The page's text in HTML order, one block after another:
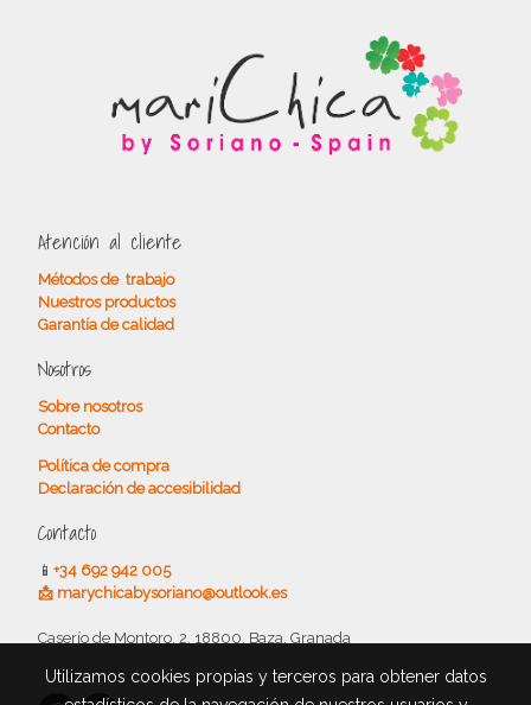
Atención al cliente
Métodos de trabajo
Nuestros productos
Garantía de calidad
Nosotros
Sobre nosotros
Contacto
Política de compra
Declaración de accesibilidad
Contacto
📱 +34 692 942 005
📩 marychicabysoriano@outlook.es
Caserío de Montoro, 2, 18800, Baza, Granada
Utilizamos cookies propias y terceros para obtener datos